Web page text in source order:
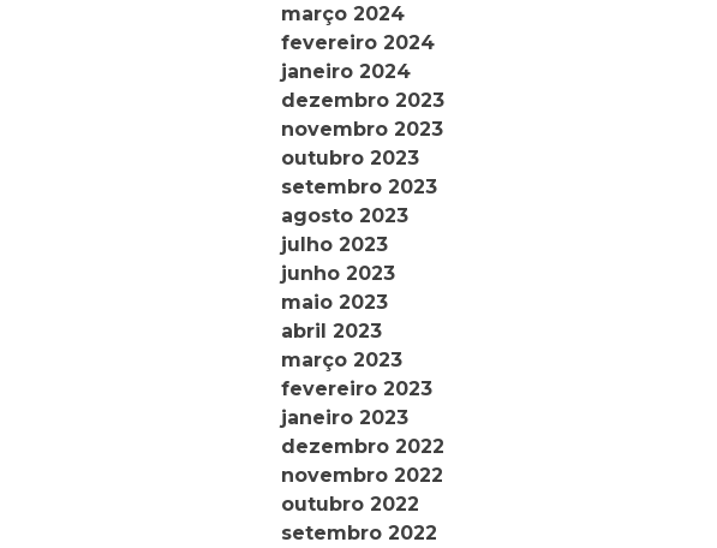
março 2024
fevereiro 2024
janeiro 2024
dezembro 2023
novembro 2023
outubro 2023
setembro 2023
agosto 2023
julho 2023
junho 2023
maio 2023
abril 2023
março 2023
fevereiro 2023
janeiro 2023
dezembro 2022
novembro 2022
outubro 2022
setembro 2022